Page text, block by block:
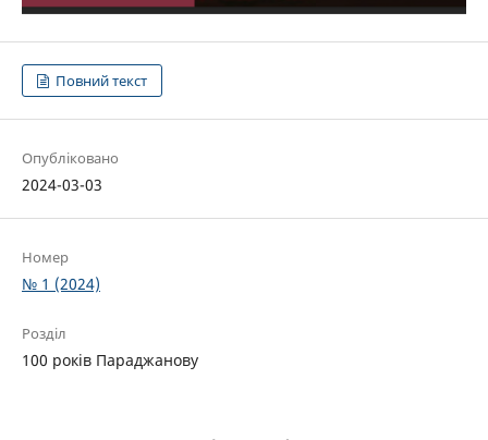
Повний текст
Опубліковано
2024-03-03
Номер
№ 1 (2024)
Розділ
100 років Параджанову